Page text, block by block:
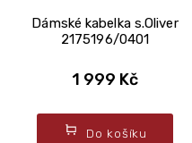
Dámské kabelka s.Oliver
2175196/0401
1 999 Kč
Do košíku